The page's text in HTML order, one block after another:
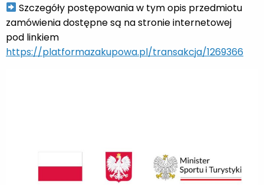
Szczegóły postępowania w tym opis przedmiotu
zamówienia dostępne są na stronie internetowej
pod linkiem
https://platformazakupowa.pl/transakcja/1269366